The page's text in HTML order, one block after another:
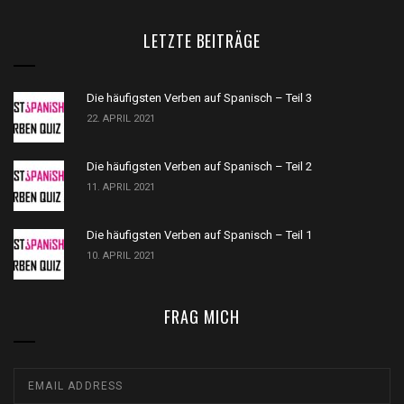
LETZTE BEITRÄGE
Die häufigsten Verben auf Spanisch – Teil 3
22. APRIL 2021
Die häufigsten Verben auf Spanisch – Teil 2
11. APRIL 2021
Die häufigsten Verben auf Spanisch – Teil 1
10. APRIL 2021
FRAG MICH